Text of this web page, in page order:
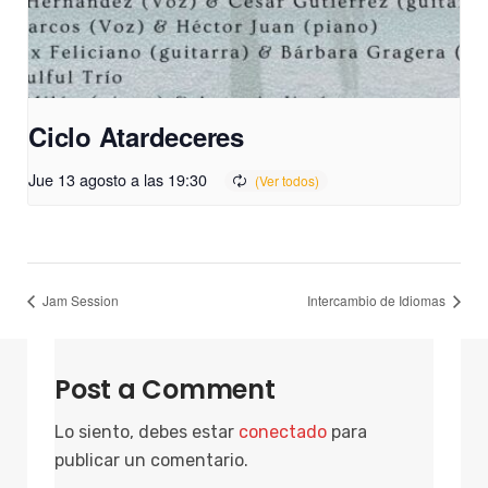
Ciclo Atardeceres
Jue 13 agosto a las 19:30
Jam Session Intercambio de Idiomas
Post a Comment
Lo siento, debes estar conectado para
publicar un comentario.